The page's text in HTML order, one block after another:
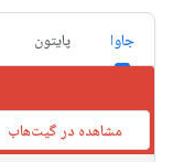
جاوا پایتون
مشاهده در گیت‌هاب